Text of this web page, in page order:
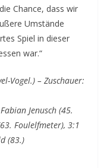
Chance, dass wir
Umstände
Spiel in dieser
war.“
Vogel.) – Zuschauer:
Jenusch (45.
Foulelfmeter), 3:1
(83.)